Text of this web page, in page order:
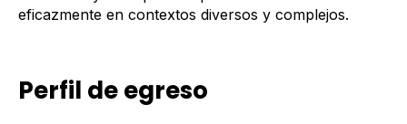
eficazmente en contextos diversos y complejos.
Perfil de egreso